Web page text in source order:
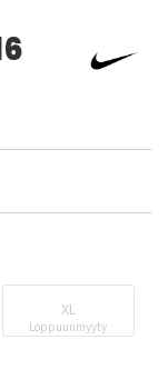
XL
Loppuunmyyty